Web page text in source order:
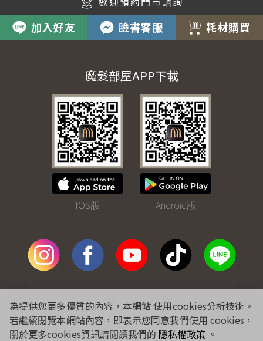
加入好友 臉書客服 耗材購買
魔髮部屋APP下載
IOS版 Android版
合作提案 特約企業 隱私權 個資聲明 人才招募 線上購物
為提供您更多優質的內容，本網站 使用cookies分析技術。
若繼續閱覽本網站內容，即表示您同意我們使用 cookies，
關於更多cookies資訊請閱讀我們的 隱私權政策 。